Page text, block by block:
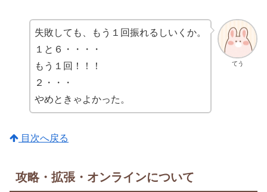
てう
失敗しても、もう１回振れるしいくか。
１と６・・・・
もう１回！！！
２・・・
やめときゃよかった。
目次へ戻る
攻略・拡張・オンラインについて